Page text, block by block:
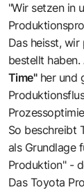
"Wir setzen in
Das heisst,
bestellt haben.
Time"her und
So beschreibt
als Grundlage
Produktion" -
Das Toyota